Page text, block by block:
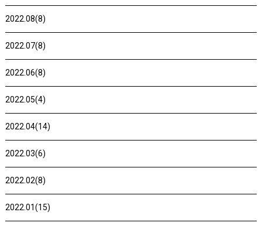
2022.08(8)
2022.07(8)
2022.06(8)
2022.05(4)
2022.04(14)
2022.03(6)
2022.02(8)
2022.01(15)